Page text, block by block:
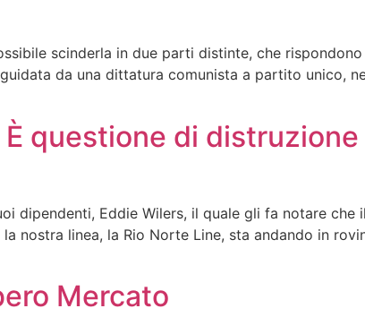
scinderla in due parti distinte, che
da una dittatura comunista a partito unico,
questione di distruzione
dipendenti, Eddie Wilers, il quale gli fa notare che
nostra linea, la Rio Norte Line, sta andando in
Mercato